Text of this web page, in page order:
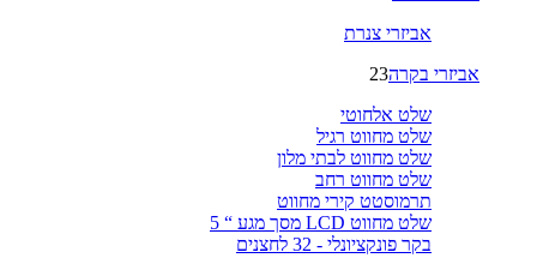
אביזרי צנרת
אביזרי בקרה23
שלט אלחוטי
שלט מחווט רגיל
שלט מחווט לבתי מלון
שלט מחווט רחב
תרמוסטט קירי מחווט
שלט מחווט LCD מסך מגע “ 5
בקר פונקציונלי - 32 לחצנים